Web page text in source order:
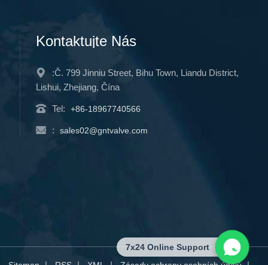
Kontaktujte Nás
:Č. 799 Jinniu Street, Bihu Town, Liandu District,
Lishui, Zhejiang, Čína
Tel: +86-18967740566
: sales02@gntvalve.com
7x24 Online Support